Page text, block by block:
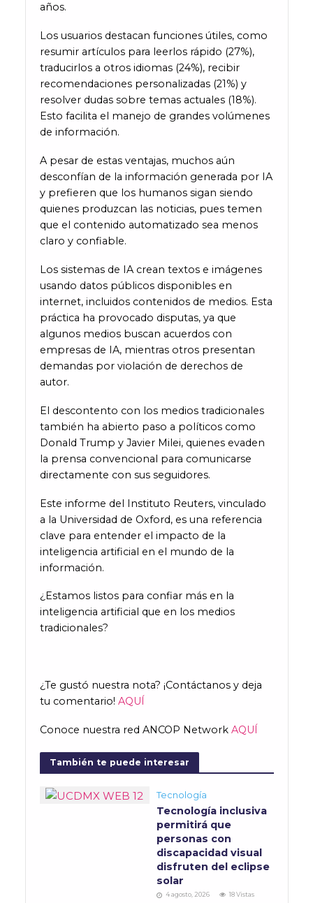
años.
Los usuarios destacan funciones útiles, como
resumir artículos para leerlos rápido (27%),
traducirlos a otros idiomas (24%), recibir
recomendaciones personalizadas (21%) y
resolver dudas sobre temas actuales (18%).
Esto facilita el manejo de grandes volúmenes
de información.
A pesar de estas ventajas, muchos aún
desconfían de la información generada por IA
y prefieren que los humanos sigan siendo
quienes produzcan las noticias, pues temen
que el contenido automatizado sea menos
claro y confiable.
Los sistemas de IA crean textos e imágenes
usando datos públicos disponibles en
internet, incluidos contenidos de medios. Esta
práctica ha provocado disputas, ya que
algunos medios buscan acuerdos con
empresas de IA, mientras otros presentan
demandas por violación de derechos de
autor.
El descontento con los medios tradicionales
también ha abierto paso a políticos como
Donald Trump y Javier Milei, quienes evaden
la prensa convencional para comunicarse
directamente con sus seguidores.
Este informe del Instituto Reuters, vinculado
a la Universidad de Oxford, es una referencia
clave para entender el impacto de la
inteligencia artificial en el mundo de la
información.
¿Estamos listos para confiar más en la
inteligencia artificial que en los medios
tradicionales?
¿Te gustó nuestra nota? ¡Contáctanos y deja
tu comentario! AQUÍ
Conoce nuestra red ANCOP Network AQUÍ
También te puede interesar
Tecnología
Tecnología inclusiva
permitirá que
personas con
discapacidad visual
disfruten del eclipse
solar
4 agosto, 2026 18 Vistas